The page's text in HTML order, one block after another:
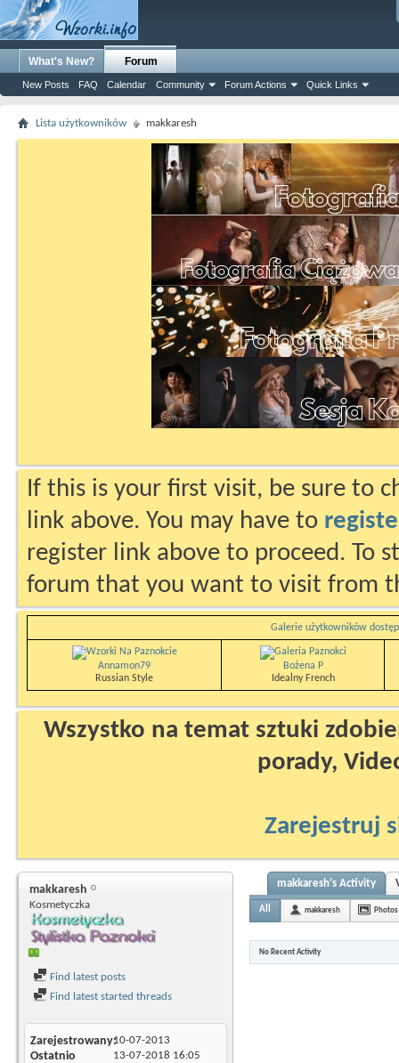
What's New? Forum
New Posts FAQ Calendar Community Forum Actions Quick Links
Lista użytkowników makkaresh
If this is your first visit, be sure to
link above. You may have to
register link above to proceed. To
forum that you want to visit from
Galerie użytkowników
Annamon79
Russian Style
Bożena P
Idealny French
Wszystko na temat sztuki
porady,
Zarejestruj
makkaresh
Kosmetyczka
Find latest posts
Find latest started threads
Zarejestrowany10-07-2013
Ostatnio
13-07-2018 16:05
makkaresh's Activity
All makkaresh Photos
No Recent Activity